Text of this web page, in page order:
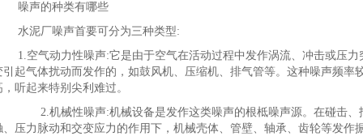
噪声的种类有哪些
水泥厂噪声首要可分为三种类型:
1.空气动力性噪声:它是由于空气在活动过程中发作涡流、冲击或压力
引起气体扰动而发作的，如鼓风机、压缩机、排气管等。这种噪声频率
，听起来特别尖利难过。
2.机械性噪声:机械设备是发作这类噪声的根柢噪声源。在碰击、
、压力脉动和交变应力的作用下，机械壳体、管壁、轴承、齿轮等发作